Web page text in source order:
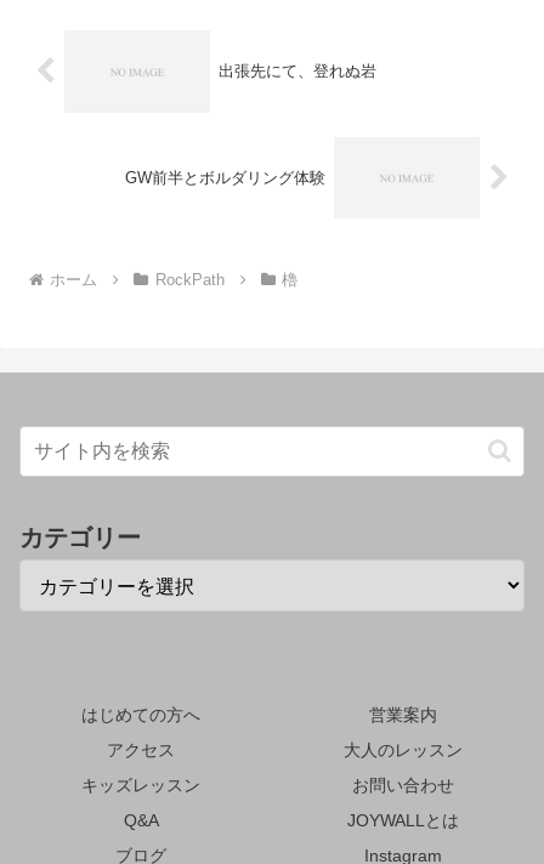
出張先にて、登れぬ岩
GW前半とボルダリング体験
ホーム RockPath 櫓
カテゴリー
はじめての方へ
営業案内
アクセス
大人のレッスン
キッズレッスン
お問い合わせ
Q&A
JOYWALLとは
ブログ
Instagram